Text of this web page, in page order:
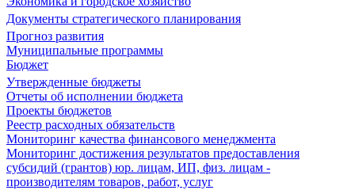
Документы стратегического планирования
Прогноз развития
Муниципальные программы
Бюджет
Утвержденные бюджеты
Отчеты об исполнении бюджета
Проекты бюджетов
Реестр расходных обязательств
Мониторинг качества финансового менеджмента
Мониторинг достижения результатов предоставления
субсидий (грантов) юр. лицам, ИП, физ. лицам -
производителям товаров, работ, услуг